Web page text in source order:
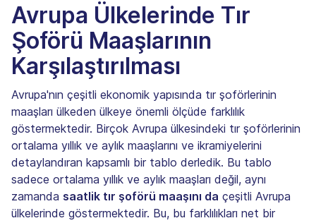
Avrupa Ülkelerinde Tır
Şoförü Maaşlarının
Karşılaştırılması
Avrupa'nın çeşitli ekonomik yapısında tır şoförlerinin
maaşları ülkeden ülkeye önemli ölçüde farklılık
göstermektedir. Birçok Avrupa ülkesindeki tır şoförlerinin
ortalama yıllık ve aylık maaşlarını ve ikramiyelerini
detaylandıran kapsamlı bir tablo derledik. Bu tablo
sadece ortalama yıllık ve aylık maaşları değil, aynı
zamanda saatlik tır şoförü maaşını da çeşitli Avrupa
ülkelerinde göstermektedir. Bu, bu farklılıkları net bir